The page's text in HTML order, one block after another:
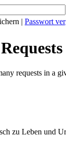
| Passwort
zu Leben und